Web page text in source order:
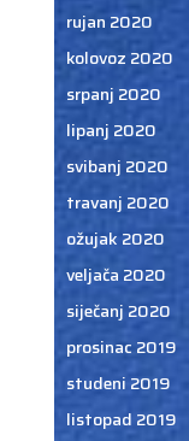
rujan 2020
kolovoz 2020
srpanj 2020
lipanj 2020
svibanj 2020
travanj 2020
ožujak 2020
veljača 2020
siječanj 2020
prosinac 2019
studeni 2019
listopad 2019